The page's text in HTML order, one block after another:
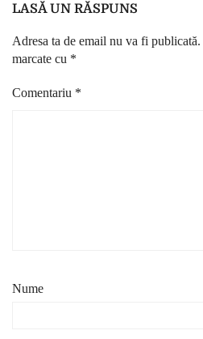
LASĂ UN RĂSPUNS
Adresa ta de email nu va fi publicată.
marcate cu *
Comentariu *
Nume